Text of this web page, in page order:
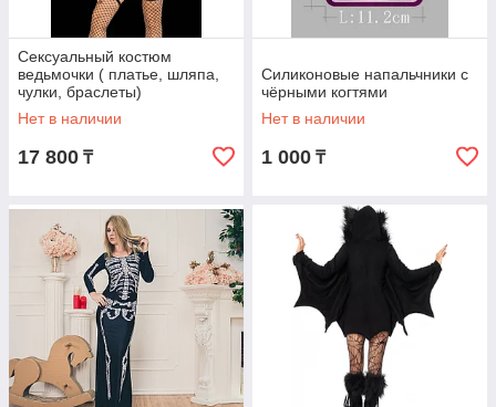
Сексуальный костюм
ведьмочки ( платье, шляпа,
чулки, браслеты)
Нет в наличии
17 800 ₸
Силиконовые напальчники с
чёрными когтями
Нет в наличии
1 000 ₸